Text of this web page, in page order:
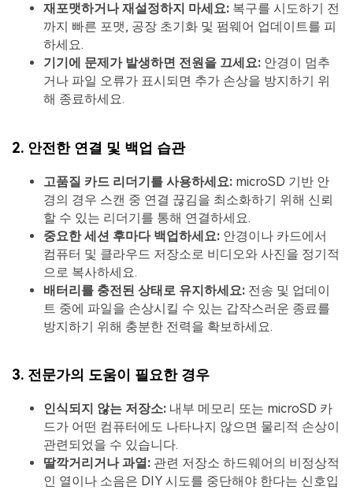
재포맷하거나 재설정하지 마세요: 복구를 시도하기 전
까지 빠른 포맷, 공장 초기화 및 펌웨어 업데이트를 피
하세요.
기기에 문제가 발생하면 전원을 끄세요: 안경이 멈추
거나 파일 오류가 표시되면 추가 손상을 방지하기 위
해 종료하세요.
2. 안전한 연결 및 백업 습관
고품질 카드 리더기를 사용하세요: microSD 기반 안
경의 경우 스캔 중 연결 끊김을 최소화하기 위해 신뢰
할 수 있는 리더기를 통해 연결하세요.
중요한 세션 후마다 백업하세요: 안경이나 카드에서
컴퓨터 및 클라우드 저장소로 비디오와 사진을 정기적
으로 복사하세요.
배터리를 충전된 상태로 유지하세요: 전송 및 업데이
트 중에 파일을 손상시킬 수 있는 갑작스러운 종료를
방지하기 위해 충분한 전력을 확보하세요.
3. 전문가의 도움이 필요한 경우
인식되지 않는 저장소: 내부 메모리 또는 microSD 카
드가 어떤 컴퓨터에도 나타나지 않으면 물리적 손상이
관련되었을 수 있습니다.
딸깍거리거나 과열: 관련 저장소 하드웨어의 비정상적
인 열이나 소음은 DIY 시도를 중단해야 한다는 신호입